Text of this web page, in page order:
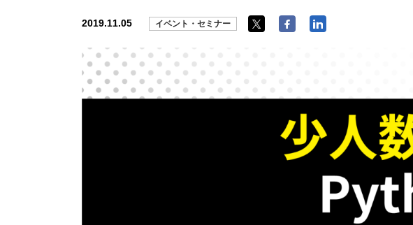
2019.11.05 イベント・セミナー